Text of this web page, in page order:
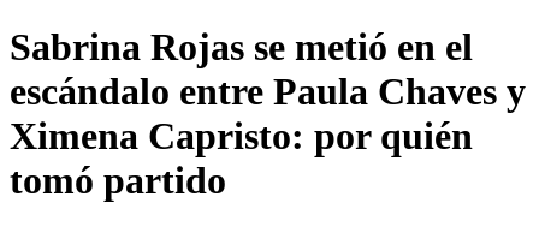
Sabrina Rojas se metió en el
escándalo entre Paula Chaves y
Ximena Capristo: por quién
tomó partido